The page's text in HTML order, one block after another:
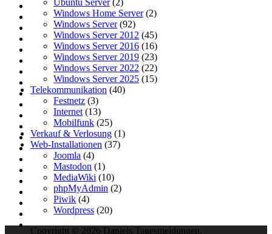
Windows Home Server(2)
Windows Server(92)
Windows Server 2012 (45)
Windows Server 2016 (16)
Windows Server 2019 (23)
Windows Server 2022 (22)
Windows Server 2025 (15)
Telekommunikation (40)
Festnetz (3)
Internet (13)
Mobilfunk (25)
Verkauf & Verlosung (1)
Web-Installationen (37)
Joomla (4)
Mastodon (1)
MediaWiki (10)
phpMyAdmin (2)
Piwik (4)
Wordpress (20)
Copyright © 2026 Daniels Tagesmeldungen.